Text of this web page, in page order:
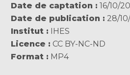
Date de captation
16/10/
Date de publication
28/
Institut
IHES
Licence
CC BY-NC-ND
Format
MP4